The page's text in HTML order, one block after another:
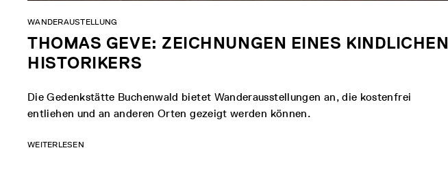
THOMAS GEVE: ZEICHNUNGEN EINES KINDLICHEN
HISTORIKERS
WANDERAUSTELLUNG
Die Gedenkstätte Buchenwald bietet Wanderausstellungen an, die kostenfrei
entliehen und an anderen Orten gezeigt werden können.
WEITERLESEN